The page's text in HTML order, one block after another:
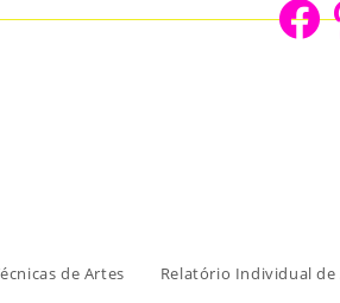
de Artes Relatório Individual de